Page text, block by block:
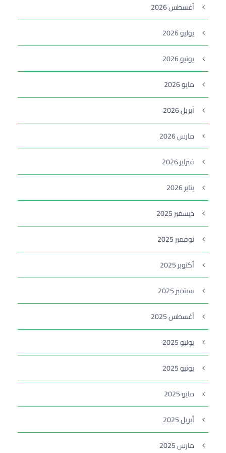
أغسطس 2026
يوليو 2026
يونيو 2026
مايو 2026
أبريل 2026
مارس 2026
فبراير 2026
يناير 2026
ديسمبر 2025
نوفمبر 2025
أكتوبر 2025
سبتمبر 2025
أغسطس 2025
يوليو 2025
يونيو 2025
مايو 2025
أبريل 2025
مارس 2025